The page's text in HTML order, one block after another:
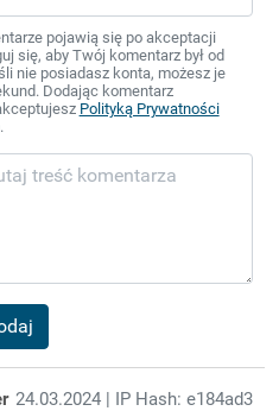
pojawią się po akceptacji
się, aby Twój komentarz był od
nie posiadasz konta, możesz je
Dodając komentarz
Polityką Prywatności
24.03.2024 | IP Hash: e184ad3